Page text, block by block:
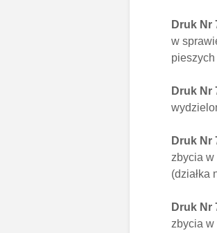
Druk Nr
w
Druk Nr
Druk Nr
zbycia w
(działka
Druk Nr
zbycia w